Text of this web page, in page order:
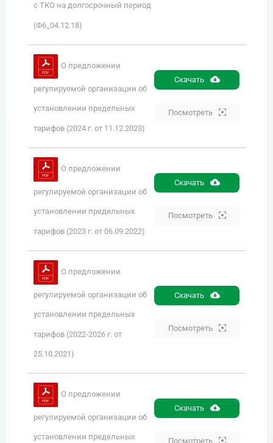
с ТКО на долгосрочный период
(Ф6_04.12.18)
О предложении
регулируемой организации об
установлении предельных
тарифов (2024 г. от 11.12.2023)
Скачать
Посмотреть
О предложении
регулируемой организации об
установлении предельных
тарифов (2023 г. от 06.09.2022)
Скачать
Посмотреть
О предложении
регулируемой организации об
установлении предельных
тарифов (2022-2026 г. от
25.10.2021)
Скачать
Посмотреть
О предложении
регулируемой организации об
установлении предельных
Скачать
Посмотреть